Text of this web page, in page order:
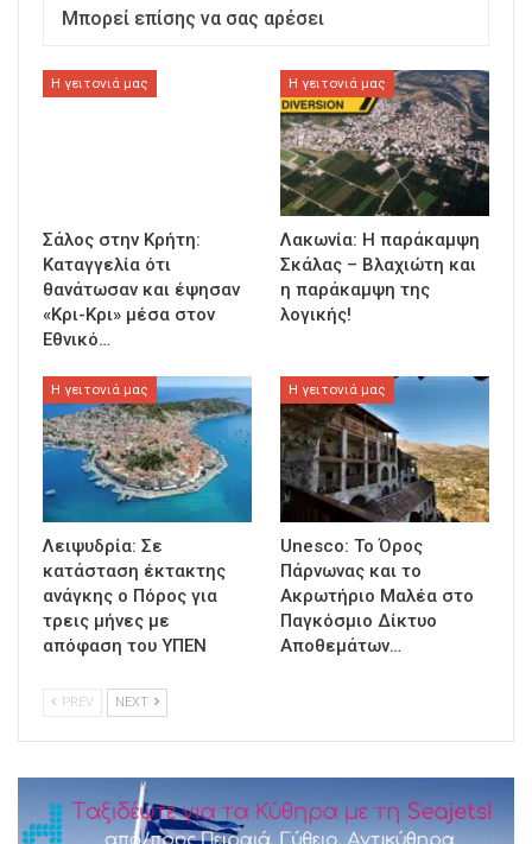
Μπορεί επίσης να σας αρέσει
Η γειτονιά μας
Σάλος στην Κρήτη:
Καταγγελία ότι
θανάτωσαν και έψησαν
«Κρι-Κρι» μέσα στον
Εθνικό…
Η γειτονιά μας
Λακωνία: Η παράκαμψη
Σκάλας – Βλαχιώτη και
η παράκαμψη της
λογικής!
Η γειτονιά μας
Λειψυδρία: Σε
κατάσταση έκτακτης
ανάγκης ο Πόρος για
τρεις μήνες με
απόφαση του ΥΠΕΝ
Η γειτονιά μας
Unesco: Το Όρος
Πάρνωνας και το
Ακρωτήριο Μαλέα στο
Παγκόσμιο Δίκτυο
Αποθεμάτων…
PREV NEXT